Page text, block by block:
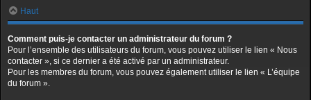
Haut
Comment puis-je contacter un administrateur du forum ?
Pour l’ensemble des utilisateurs du forum, vous pouvez utiliser le lien « Nous
contacter », si ce dernier a été activé par un administrateur.
Pour les membres du forum, vous pouvez également utiliser le lien « L’équipe
du forum ».